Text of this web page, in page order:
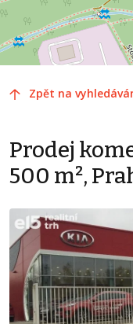
Zpět na
Prodej
500 m²,